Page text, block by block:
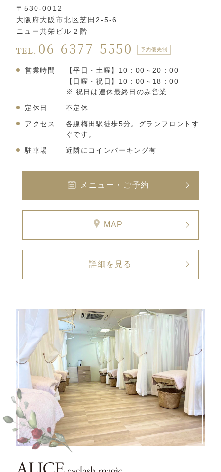
〒530-0012
大阪府大阪市北区芝田2-5-6
ニュー共栄ビル２階
TEL. 06-6377-5550 予約優先制
営業時間
【平日・土曜】10：00～20：00
【日曜・祝日】10：00～18：00
※ 祝日は連休最終日のみ営業
定休日
不定休
アクセス
各線梅田駅徒歩5分。グランフロントす
ぐです。
駐車場
近隣にコインパーキング有
メニュー・ご予約
MAP
詳細を見る